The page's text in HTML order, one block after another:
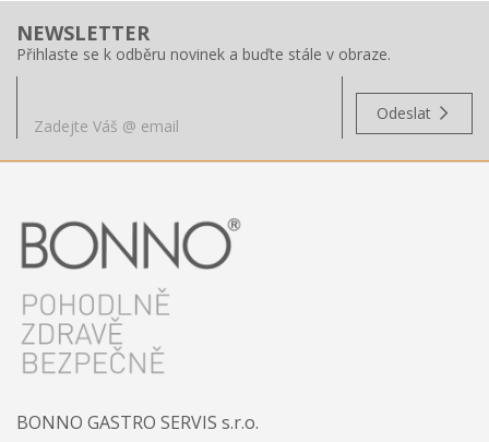
NEWSLETTER
Přihlaste se k odběru novinek a buďte stále v obraze.
Odeslat
BONNO GASTRO SERVIS s.r.o.